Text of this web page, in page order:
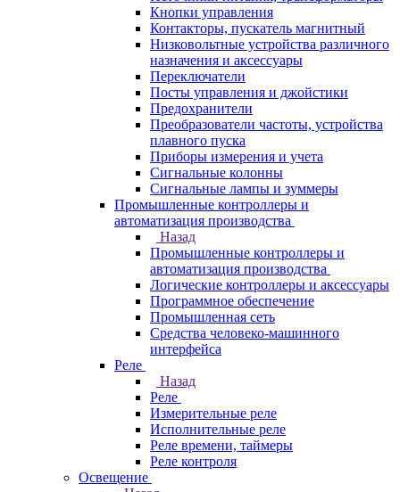
Кнопки управления
Контакторы, пускатель магнитный
Низковольтные устройства различного
назначения и аксессуары
Переключатели
Посты управления и джойстики
Предохранители
Преобразователи частоты, устройства
плавного пуска
Приборы измерения и учета
Сигнальные колонны
Сигнальные лампы и зуммеры
Промышленные контроллеры и
автоматизация производства
Назад
Промышленные контроллеры и
автоматизация производства
Логические контроллеры и аксессуары
Программное обеспечение
Промышленная сеть
Средства человеко-машинного
интерфейса
Реле
Назад
Реле
Измерительные реле
Исполнительные реле
Реле времени, таймеры
Реле контроля
Освещение